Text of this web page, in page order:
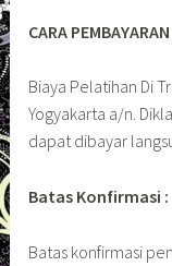
CARA
Biaya Pelatihan Di
Yogyakarta a/n.
dapat dibayar
Batas Konfirmasi :
Batas konfirmasi